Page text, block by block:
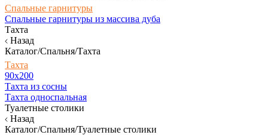
Спальные гарнитуры
Спальные гарнитуры из массива дуба
Тахта
Назад
Каталог/Спальня/Тахта
Тахта
90х200
Тахта из сосны
Тахта односпальная
Туалетные столики
Назад
Каталог/Спальня/Туалетные столики